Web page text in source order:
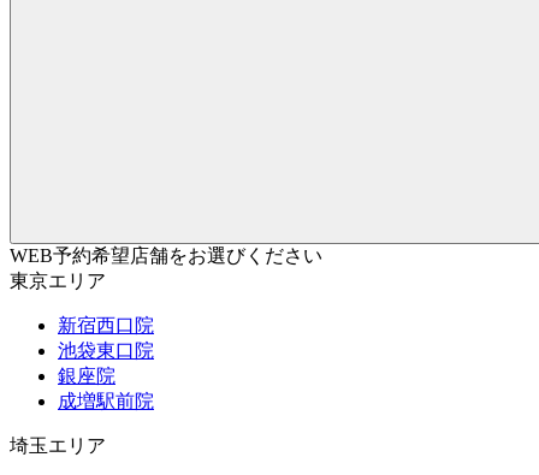
WEB予約希望店舗をお選びください
東京エリア
新宿西口院
池袋東口院
銀座院
成増駅前院
埼玉エリア